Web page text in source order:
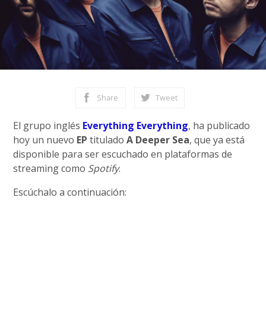
Share Tweet
El grupo inglés Everything Everything, ha publicado
hoy un nuevo EP tituladoA Deeper Sea, que ya está
disponible para ser escuchado en plataformas de
streaming como Spotify.
Escúchalo a continuación: